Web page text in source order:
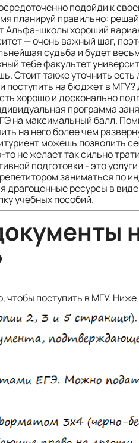
подойди к
планируй правильно:
Альфа-школы хороший
— очень важный шаг,
судьба и будет
тебе факультет
Стоит также уточнить
поступить на бюджет в
хорошо и досконально
программа
на максимальный балл.
на него более чем
можешь позволить
не желает так сильно
подготовки - это
заниматься по
драгоценные ресурсы в
учебных пособий.
чтобы поступить в МГУ.